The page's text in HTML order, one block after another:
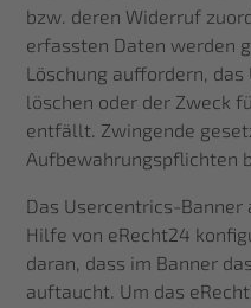
bzw. deren Widerruf
erfassten Daten werden
Löschung auffordern,
löschen oder der Zweck
entfällt. Zwingende
Aufbewahrungspflichten
Das Usercentrics-
Hilfe von eRecht24
daran, dass im Banner
auftaucht. Um das